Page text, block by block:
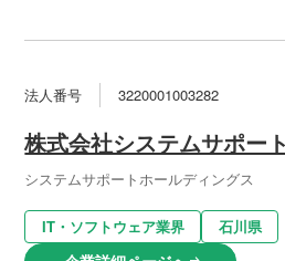
法人番号 3220001003282
株式会社システムサポー
システムサポートホールディングス
IT・ソフトウェア業界 石川県